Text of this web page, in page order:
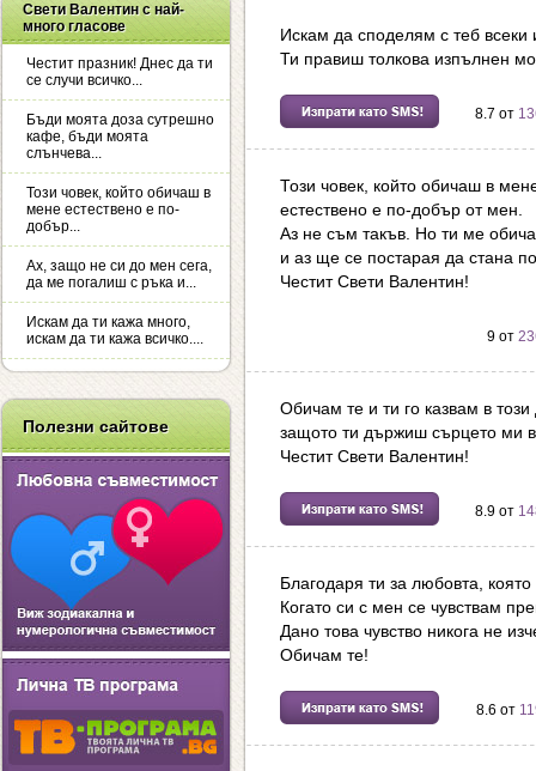
Свети Валентин с най-
много гласове
Честит празник! Днес да ти
се случи всичко...
Бъди моята доза сутрешно
кафе, бъди моята
слънчева...
Този човек, който обичаш в
мене естествено е по-
добър...
Ах, защо не си до мен сега,
да ме погалиш с ръка и...
Искам да ти кажа много,
искам да ти кажа всичко....
Полезни сайтове
Искам да споделям с теб всеки
Ти правиш толкова изпълнен
8.7 от
Този човек, който обичаш в
естествено е по-добър от мен.
Аз не съм такъв. Но ти ме
и аз ще се постарая да стана
Честит Свети Валентин!
9 от
Обичам те и ти го казвам в този
защото ти държиш сърцето ми
Честит Свети Валентин!
8.9 от
Благодаря ти за любовта,
Когато си с мен се чувствам
Дано това чувство никога не
Обичам те!
8.6 от